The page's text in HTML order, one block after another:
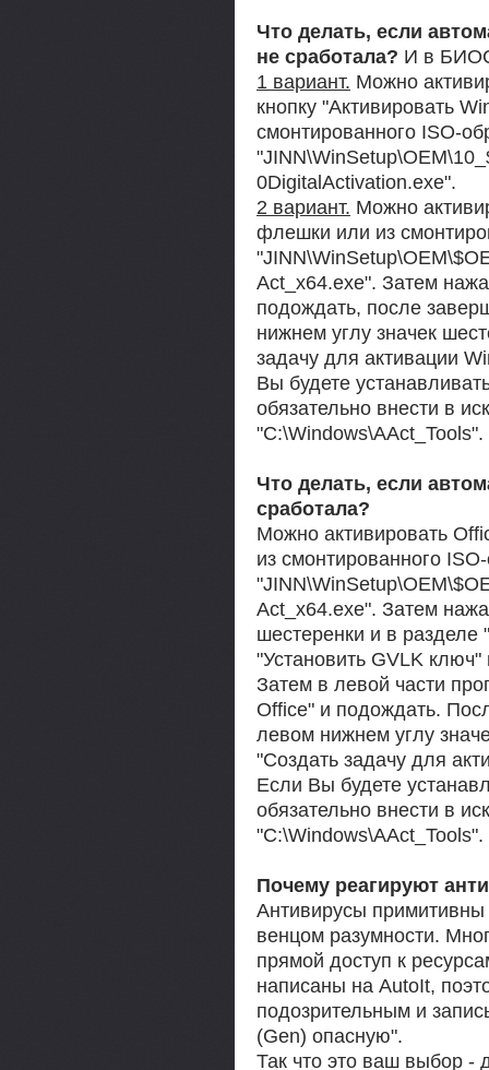
Что делать, если
не сработала? И в
1 вариант. Можно
кнопку "Активировать
смонтированного ISO-
0DigitalActivation.exe".
2 вариант. Можно
флешки или из
Act_x64.exe". Затем
подождать, после
нижнем углу значек
задачу для активации
Вы будете
обязательно внести в
"C:\Windows\AAct_Tools".
Что делать, если
сработала?
Можно активировать
из смонтированного
Act_x64.exe". Затем
шестеренки и в разделе
"Установить GVLK
Затем в левой части
Office" и подождать.
левом нижнем углу
"Создать задачу для
Если Вы будете
обязательно внести в
"C:\Windows\AAct_Tools".
Почему реагируют
Антивирусы примитивны
венцом разумности.
прямой доступ к
написаны на AutoIt,
подозрительным и
(Gen) опасную".
Так что это ваш выбор -